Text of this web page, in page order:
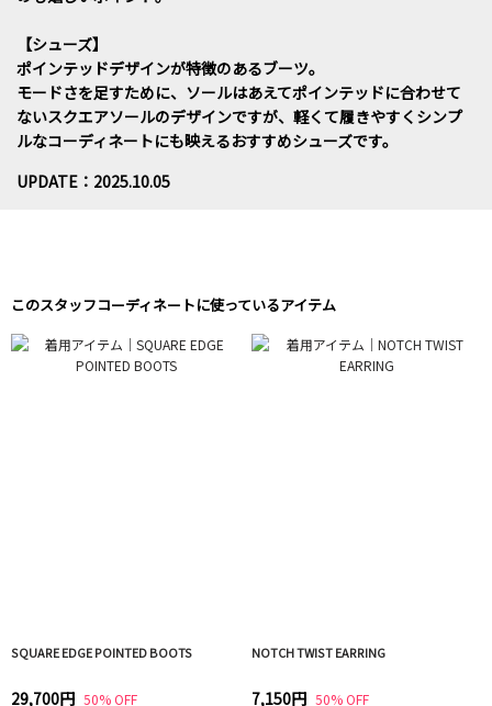
【シューズ】
ポインテッドデザインが特徴のあるブーツ。
モードさを足すために、ソールはあえてポインテッドに合わせて
ないスクエアソールのデザインですが、軽くて履きやすくシンプ
ルなコーディネートにも映えるおすすめシューズです。
UPDATE：2025.10.05
このスタッフコーディネートに使っているアイテム
SQUARE EDGE POINTED BOOTS
29,700円 50% OFF
NOTCH TWIST EARRING
7,150円 50% OFF